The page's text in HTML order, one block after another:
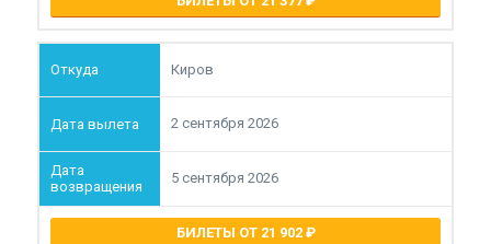
Киров
2 сентября 2026
5 сентября 2026
БИЛЕТЫ ОТ 21 902